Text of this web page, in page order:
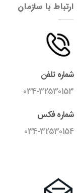
ارتباط با سازمان
شماره تلفن
034-32530153
شماره فکس
034-32530154